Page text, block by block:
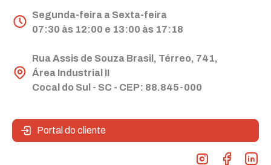
Segunda-feira a Sexta-feira
07:30 às 12:00 e 13:00 às 17:18
Rua Assis de Souza Brasil, Térreo, 741,
Área Industrial II
Cocal do Sul - SC - CEP: 88.845-000
Portal do cliente